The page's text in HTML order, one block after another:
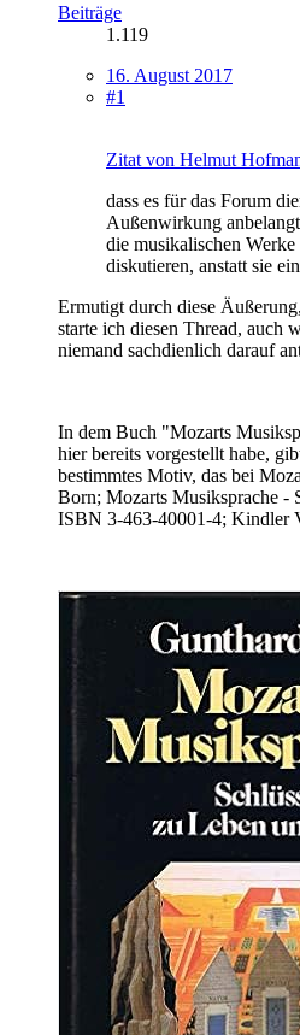
Beiträge
1.119
16. August 2017
#1
Zitat von Helmut
dass es für das Forum
Außenwirkung
die musikalischen
diskutieren, anstatt sie
Ermutigt durch diese
starte ich diesen Thread, auch
niemand sachdienlich darauf
In dem Buch "Mozarts
hier bereits vorgestellt habe,
bestimmtes Motiv, das bei
Born; Mozarts Musiksprache -
ISBN 3-463-40001-4; Kindler